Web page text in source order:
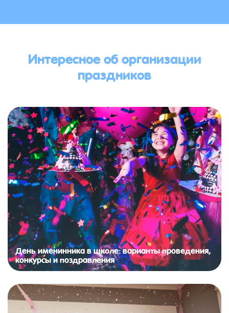
Интересное об организации
праздников
День именинника в школе: варианты проведения,
конкурсы и поздравления